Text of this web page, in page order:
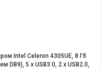
Intel Celeron 4305UE, 8 Гб
DB9), 5 x USB3.0, 2 x USB2.0,